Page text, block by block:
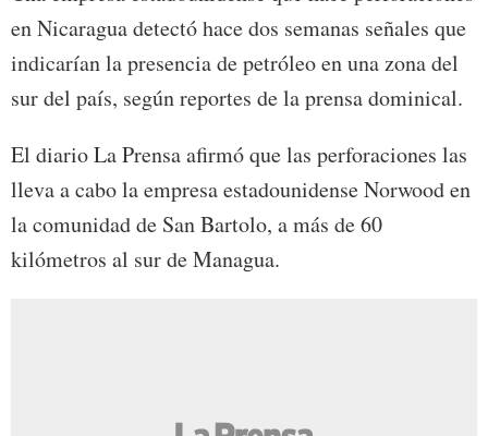
en Nicaragua detectó hace dos semanas señales que
indicarían la presencia de petróleo en una zona del
sur del país, según reportes de la prensa dominical.
El diario La Prensa afirmó que las perforaciones las
lleva a cabo la empresa estadounidense Norwood en
la comunidad de San Bartolo, a más de 60
kilómetros al sur de Managua.